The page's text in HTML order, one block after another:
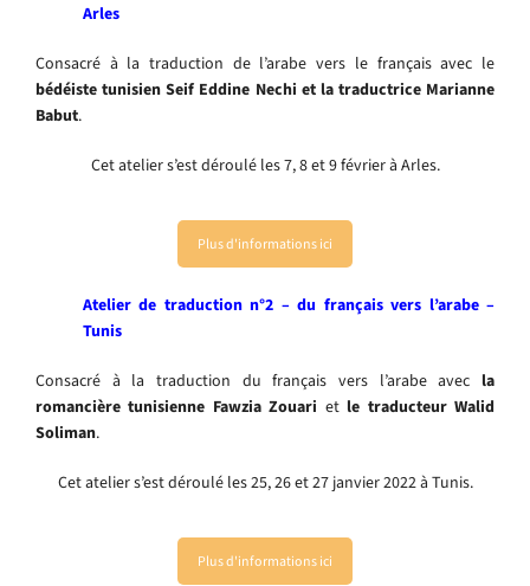
Arles
Consacré à la traduction de l’arabe vers le français avec le
bédéiste tunisien Seif Eddine Nechi et la traductrice Marianne
Babut.
Cet atelier s’est déroulé les 7, 8 et 9 février à Arles.
Plus d'informations ici
Atelier de traduction n°2 – du français vers l’arabe –
Tunis
Consacré à la traduction du français vers l’arabe avec la
romancière tunisienne Fawzia Zouari etle traducteur Walid
Soliman.
Cet atelier s’est déroulé les 25, 26 et 27 janvier 2022 à Tunis.
Plus d'informations ici